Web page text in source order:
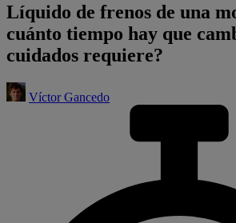
Líquido de frenos de una
cuánto tiempo hay que
cuidados requiere?
Víctor Gancedo